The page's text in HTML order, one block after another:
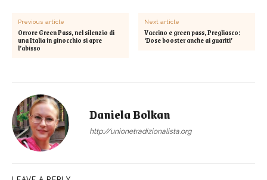
Previous article
Orrore Green Pass, nel silenzio di
una Italia in ginocchio si apre
l’abisso
Next article
Vaccino e green pass, Pregliasco:
‘Dose booster anche ai guariti’
Daniela Bolkan
http://unionetradizionalista.org